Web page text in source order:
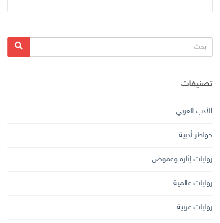
البحث
عن:
بحث
تصنيفات
الأدب العربي
خواطر أدبية
روايات إثارة وغموض
روايات عالمية
روايات عربية